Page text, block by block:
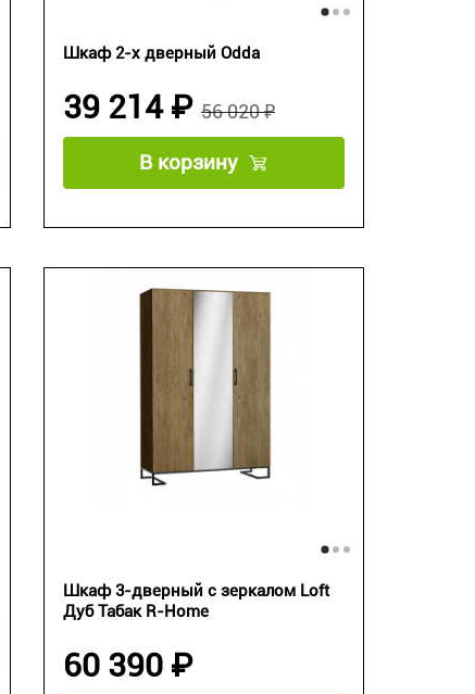
Шкаф 2-х дверный Odda
56 020 ₽
39 214 ₽
В корзину
Шкаф 3-дверный с зеркалом Loft
Дуб Табак R-Home
60 390 ₽